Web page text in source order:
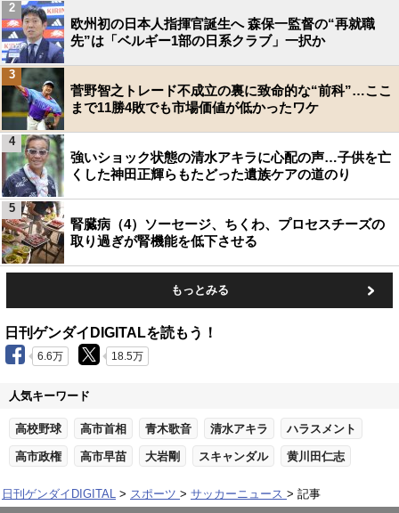
欧州初の日本人指揮官誕生へ 森保一監督の“再就職
先”は「ベルギー1部の日系クラブ」一択か
2
菅野智之トレード不成立の裏に致命的な“前科”…ここ
まで11勝4敗でも市場価値が低かったワケ
3
強いショック状態の清水アキラに心配の声…子供を亡
くした神田正輝らもたどった遺族ケアの道のり
4
腎臓病（4）ソーセージ、ちくわ、プロセスチーズの
取り過ぎが腎機能を低下させる
5
もっとみる
日刊ゲンダイDIGITALを読もう！
6.6万 18.5万
人気キーワード
高校野球 高市首相 青木歌音 清水アキラ ハラスメント
高市政権 高市早苗 大岩剛 スキャンダル 黄川田仁志
日刊ゲンダイDIGITAL スポーツ サッカーニュース 記事